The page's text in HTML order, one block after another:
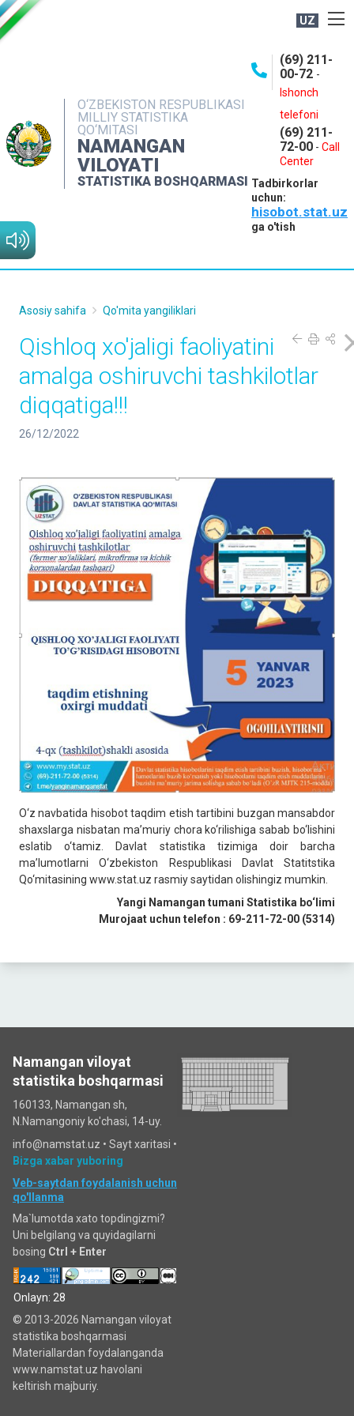
UZ
O‘ZBEKISTON RESPUBLIKASI
MILLIY STATISTIKA
QO‘MITASI
NAMANGAN
VILOYATI
STATISTIKA BOSHQARMASI
(69) 211-
00-72 -
Ishonch
telefoni
(69) 211-
72-00 - Call
Center
Tadbirkorlar
uchun:
hisobot.stat.uz
ga o'tish
NASHRLAR
INTERAKTIV XIZMATLAR
MATBUOT XIZMATI
MUROJAATLAR
Asosiy sahifa Qo'mita yangiliklari
Qishloq xo'jaligi faoliyatini
amalga oshiruvchi tashkilotlar
diqqatiga!!!
26/12/2022
O‘z navbatida hisobot taqdim etish tartibini buzgan mansabdor
shaxslarga nisbatan maʼmuriy chora ko‘rilishiga sabab bo‘lishini
eslatib o‘tamiz. Davlat statistika tizimiga doir barcha
maʼlumotlarni O‘zbekiston Respublikasi Davlat Statitstika
Qo‘mitasining www.stat.uz rasmiy saytidan olishingiz mumkin.
Yangi Namangan tumani Statistika bo‘limi
Murojaat uchun telefon : 69-211-72-00 (5314)
Namangan viloyat
statistika boshqarmasi
160133, Namangan sh,
N.Namangoniy ko'chasi, 14-uy.
info@namstat.uz • Sayt xaritasi •
Bizga xabar yuboring
Veb-saytdan foydalanish uchun
qo'llanma
Ma`lumotda xato topdingizmi?
Uni belgilang va quyidagilarni
bosing Ctrl + Enter
Onlayn: 28
© 2013-2026 Namangan viloyat
statistika boshqarmasi
Materiallardan foydalanganda
www.namstat.uz havolani
keltirish majburiy.